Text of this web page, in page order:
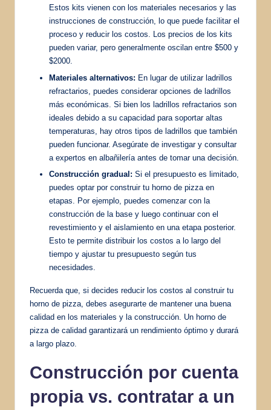
Estos kits vienen con los materiales necesarios y las
instrucciones de construcción, lo que puede facilitar el
proceso y reducir los costos. Los precios de los kits
pueden variar, pero generalmente oscilan entre $500 y
$2000.
Materiales alternativos: En lugar de utilizar ladrillos
refractarios, puedes considerar opciones de ladrillos
más económicas. Si bien los ladrillos refractarios son
ideales debido a su capacidad para soportar altas
temperaturas, hay otros tipos de ladrillos que también
pueden funcionar. Asegúrate de investigar y consultar
a expertos en albañilería antes de tomar una decisión.
Construcción gradual: Si el presupuesto es limitado,
puedes optar por construir tu horno de pizza en
etapas. Por ejemplo, puedes comenzar con la
construcción de la base y luego continuar con el
revestimiento y el aislamiento en una etapa posterior.
Esto te permite distribuir los costos a lo largo del
tiempo y ajustar tu presupuesto según tus
necesidades.
Recuerda que, si decides reducir los costos al construir tu
horno de pizza, debes asegurarte de mantener una buena
calidad en los materiales y la construcción. Un horno de
pizza de calidad garantizará un rendimiento óptimo y durará
a largo plazo.
Construcción por cuenta
propia vs. contratar a un